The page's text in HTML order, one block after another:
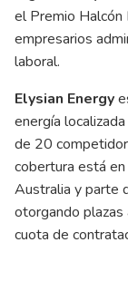
el Premio Halcón
empresarios
laboral.
Elysian Energy
energía
de 20
cobertura está
Australia y parte
otorgando plazas
cuota de